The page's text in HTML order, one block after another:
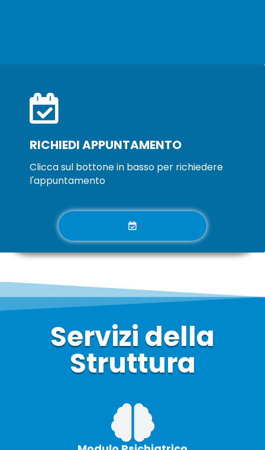
RICHIEDI APPUNTAMENTO
Clicca sul bottone in basso per richiedere
l'appuntamento
Servizi della
Struttura